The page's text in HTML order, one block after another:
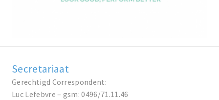
Secretariaat
Gerechtigd Correspondent:
Luc Lefebvre – gsm: 0496/71.11.46